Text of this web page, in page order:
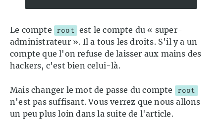
Le compte root est le compte du « super-
administrateur ». Il a tous les droits. S'il y a un
compte que l'on refuse de laisser aux mains des
hackers, c'est bien celui-là.
Mais changer le mot de passe du compte root
n'est pas suffisant. Vous verrez que nous allons
un peu plus loin dans la suite de l'article.